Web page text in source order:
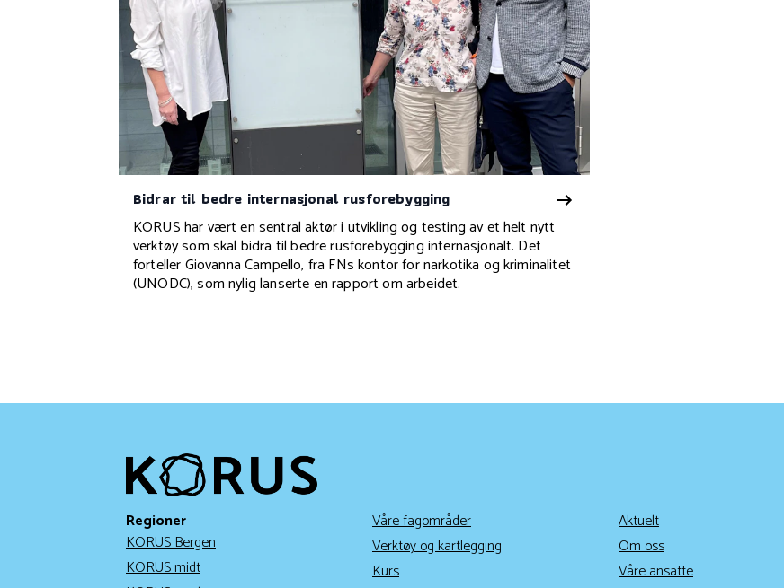
Bidrar til bedre internasjonal rusforebygging
KORUS har vært en sentral aktør i utvikling og testing av et helt nytt
verktøy som skal bidra til bedre rusforebygging internasjonalt. Det
forteller Giovanna Campello, fra FNs kontor for narkotika og kriminalitet
(UNODC), som nylig lanserte en rapport om arbeidet.
Regioner
KORUS Bergen
KORUS midt
Våre fagområder
Verktøy og kartlegging
Kurs
Aktuelt
Om oss
Våre ansatte